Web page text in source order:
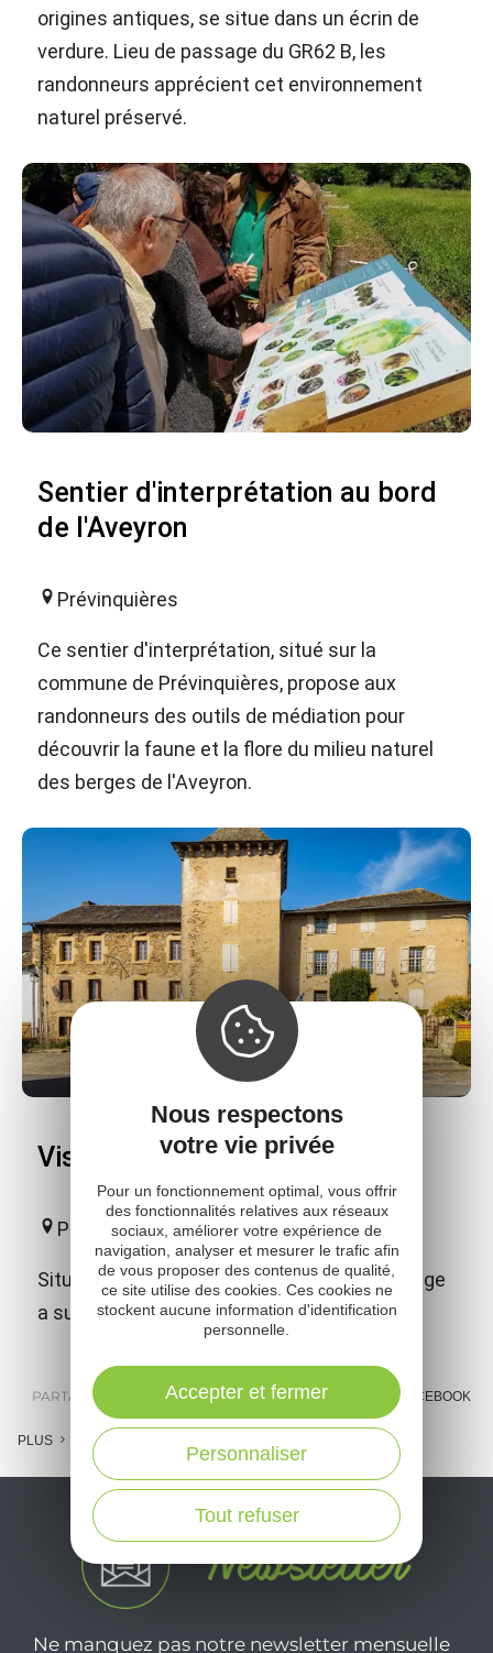
origines antiques, se situe dans un écrin de
verdure. Lieu de passage du GR62 B, les
randonneurs apprécient cet environnement
naturel préservé.
Sentier d'interprétation au bord
de l'Aveyron
Prévinquières
Ce sentier d'interprétation, situé sur la
commune de Prévinquières, propose aux
randonneurs des outils de médiation pour
découvrir la faune et la flore du milieu naturel
des berges de l'Aveyron.
Visitez Prévinquières
Prévinquières
Situé en surplomb de l'Aveyron, ce petit village
a su préserver son caractère médiéval.
PARTAGER : E-MAIL MESSENGER FACEBOOK
PLUS
Ne manquez pas notre newsletter mensuelle
Nous respectons
votre vie privée
Pour un fonctionnement optimal, vous offrir
des fonctionnalités relatives aux réseaux
sociaux, améliorer votre expérience de
navigation, analyser et mesurer le trafic afin
de vous proposer des contenus de qualité,
ce site utilise des cookies. Ces cookies ne
stockent aucune information d'identification
personnelle.
Tout refuser
Personnaliser
Accepter et fermer